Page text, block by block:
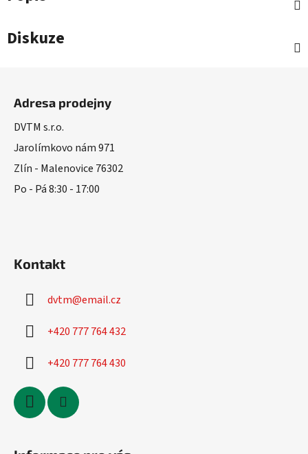
Diskuze
Adresa prodejny
DVTM s.r.o.
Jarolímkovo nám 971
Zlín - Malenovice 76302
Po - Pá 8:30 - 17:00
Kontakt
dvtm@email.cz
+420 777 764 432
+420 777 764 430